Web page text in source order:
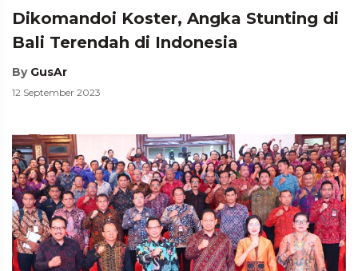
Dikomandoi Koster, Angka Stunting di
Bali Terendah di Indonesia
By GusAr
12 September 2023